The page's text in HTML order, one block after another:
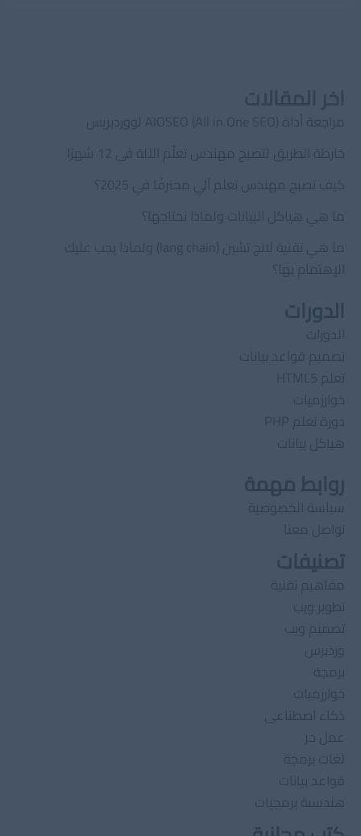
مراجعة أداة AIOSEO (All in One SEO) لووردبريس
خارطة الطريق لتصبح مهندس تعلّم الآلة في 12 شهرًا
كيف تصبح مهندس تعلم آلي محترفًا في 2025؟
ما هي هياكل البيانات ولماذا نحتاجها؟
ما هي تقنية لانج تشين (lang chain) ولماذا يجب عليك
الإهتمام بها؟
الدورات
الدورات
تصميم قواعد بيانات
تعلم HTML5
خوارزميات
دورة تعلم PHP
هياكل بيانات
روابط مهمة
سياسة الخصوصية
تواصل معنا
تصنيفات
مفاهيم تقنية
تطوير ويب
تصميم ويب
وردبرس
برمجة
خوارزميات
ذكاء اصطناعى
عمل حر
لغات برمجة
قواعد بيانات
هندسىة برمجيات